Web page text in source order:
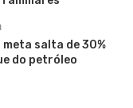
meta salta de 30%
do petróleo